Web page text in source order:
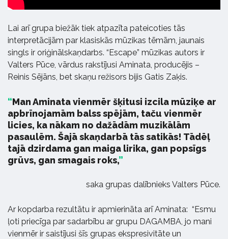
Lai arī grupa biežāk tiek atpazīta pateicoties tās
interpretācijām par klasiskās mūzikas tēmām, jaunais
singls ir oriģinālskaņdarbs. “Escape” mūzikas autors ir
Valters Pūce, vārdus rakstījusi Aminata, producējis –
Reinis Sējāns, bet skaņu režisors bijis Gatis Zaķis.
Man Aminata vienmēr šķitusi izcila mūziķe ar
apbrīnojamām balss spējām, taču vienmēr
licies, ka nākam no dažādām muzikālām
pasaulēm. Šajā skaņdarbā tās satikās! Tādēļ
tajā dzirdama gan maiga lirika, gan popsīgs
grūvs, gan smagais roks,
saka grupas dalībnieks Valters Pūce.
Ar kopdarba rezultātu ir apmierināta arī Aminata: “Esmu
ļoti priecīga par sadarbību ar grupu DAGAMBA, jo mani
vienmēr ir saistījusi šīs grupas ekspresivitāte un